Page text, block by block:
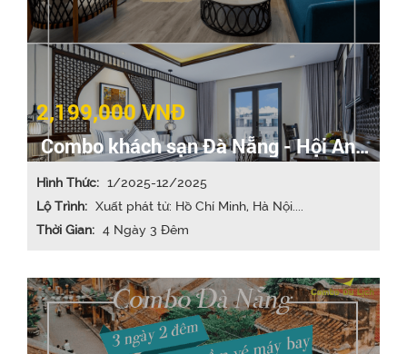
2,199,000 VNĐ
Combo khách sạn Đà Nẵng - Hội An
4N3Đ
Hình Thức: 1/2025-12/2025
Lộ Trình: Xuất phát từ: Hồ Chí Minh, Hà Nội....
Thời Gian: 4 Ngày 3 Đêm